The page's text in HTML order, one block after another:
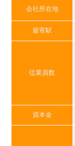
会社所在地
最寄駅
従業員数
資本金